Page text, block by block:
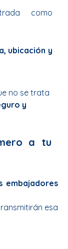
como
ubicación y
no se trata
y
a tu
embajadores
esa